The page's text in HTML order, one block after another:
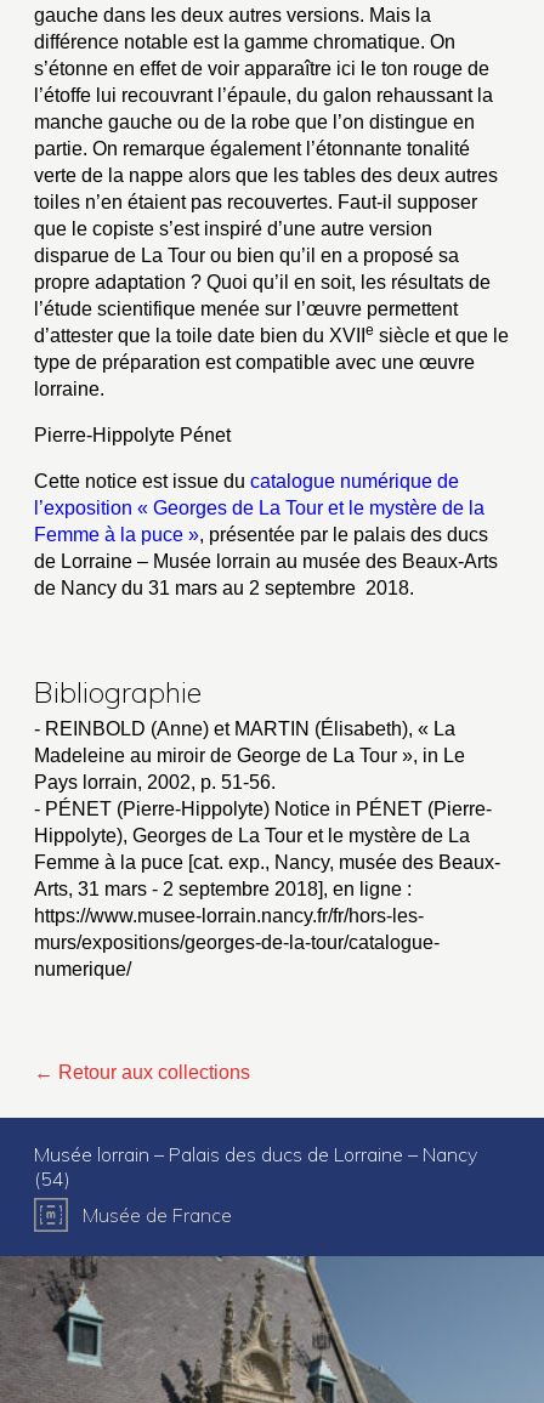
gauche dans les deux autres versions. Mais la
différence notable est la gamme chromatique. On
s’étonne en effet de voir apparaître ici le ton rouge de
l’étoffe lui recouvrant l’épaule, du galon rehaussant la
manche gauche ou de la robe que l’on distingue en
partie. On remarque également l’étonnante tonalité
verte de la nappe alors que les tables des deux autres
toiles n’en étaient pas recouvertes. Faut-il supposer
que le copiste s’est inspiré d’une autre version
disparue de La Tour ou bien qu’il en a proposé sa
propre adaptation ? Quoi qu’il en soit, les résultats de
l’étude scientifique menée sur l’œuvre permettent
d’attester que la toile date bien du XVII e siècle et que le
type de préparation est compatible avec une œuvre
lorraine.
Pierre-Hippolyte Pénet
Cette notice est issue du catalogue numérique de
l’exposition « Georges de La Tour et le mystère de la
Femme à la puce », présentée par le palais des ducs
de Lorraine – Musée lorrain au musée des Beaux-Arts
de Nancy du 31 mars au 2 septembre 2018.
Bibliographie
- REINBOLD (Anne) et MARTIN (Élisabeth), « La
Madeleine au miroir de George de La Tour », in Le
Pays lorrain, 2002, p. 51-56.
- PÉNET (Pierre-Hippolyte) Notice in PÉNET (Pierre-
Hippolyte), Georges de La Tour et le mystère de La
Femme à la puce [cat. exp., Nancy, musée des Beaux-
Arts, 31 mars - 2 septembre 2018], en ligne :
https://www.musee-lorrain.nancy.fr/fr/hors-les-
murs/expositions/georges-de-la-tour/catalogue-
numerique/
← Retour aux collections
Musée lorrain – Palais des ducs de Lorraine – Nancy
(54)
Musée de France